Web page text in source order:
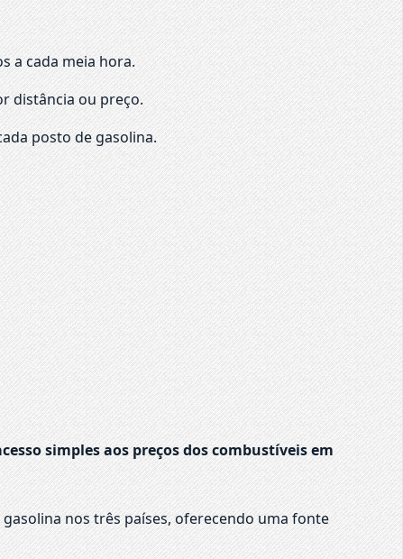
a cada meia hora.
distância ou preço.
posto de gasolina.
simples aos preços dos combustíveis em
nos três países, oferecendo uma fonte